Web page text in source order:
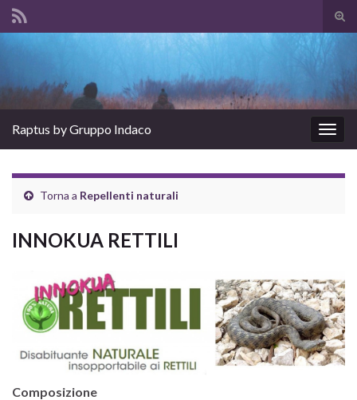
il
la
Raptus by Gruppo Indaco
Torna a Repellenti naturali
INNOKUA RETTILI
Composizione